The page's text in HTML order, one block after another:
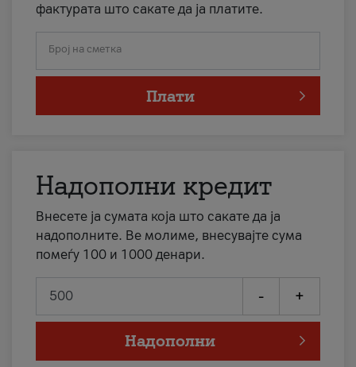
фактурата што сакате да ја платите.
Број на сметка
Плати
Надополни кредит
Внесете ја сумата која што сакате да ја
надополните. Ве молиме, внесувајте сума
помеѓу 100 и 1000 денари.
- +
Надополни